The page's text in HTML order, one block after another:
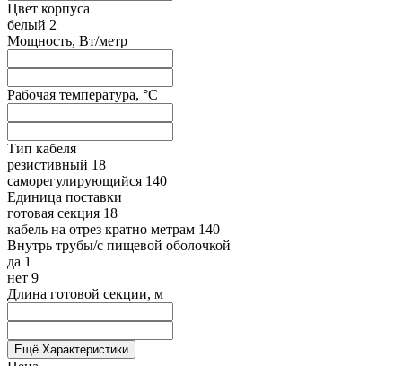
Цвет корпуса
белый 2
Мощность, Вт/метр
Рабочая температура, °C
Тип кабеля
резистивный 18
саморегулирующийся 140
Единица поставки
готовая секция 18
кабель на отрез кратно метрам 140
Внутрь трубы/с пищевой оболочкой
да 1
нет 9
Длина готовой секции, м
Ещё Характеристики